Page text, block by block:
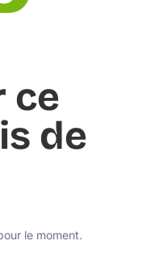
ce
de
le moment.